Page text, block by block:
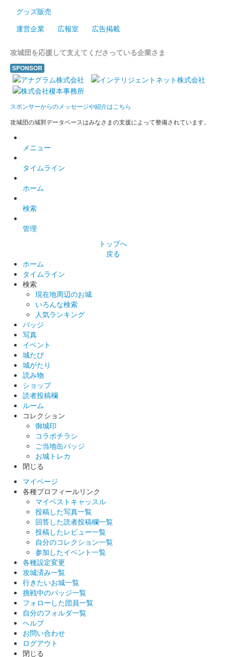
グッズ販売
運営企業
広報室 広告掲載
攻城団を応援して支えてくださっている企業さま
SPONSOR
スポンサーからのメッセージや紹介はこちら
攻城団の城郭データベースはみなさまの支援によって整備されています。
メニュー
タイムライン
ホーム
検索
管理
トップへ
戻る
ホーム
タイムライン
検索
現在地周辺のお城
いろんな検索
人気ランキング
バッジ
写真
イベント
城たび
城がたり
読み物
ショップ
読者投稿欄
ルーム
コレクション
御城印
コラボチラシ
ご当地缶バッジ
お城トレカ
閉じる
マイページ
各種プロフィールリンク
マイベストキャッスル
投稿した写真一覧
回答した読者投稿欄一覧
投稿したレビュー一覧
自分のコレクション一覧
参加したイベント一覧
各種設定変更
攻城済み一覧
行きたいお城一覧
挑戦中のバッジ一覧
フォローした団員一覧
自分のフォルダ一覧
ヘルプ
お問い合わせ
ログアウト
閉じる